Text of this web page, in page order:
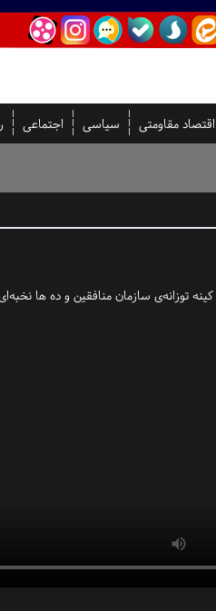
اقتصاد مقاومتی سیاسی اجتماعی
توزانه‌ی سازمان منافقین و ده ها